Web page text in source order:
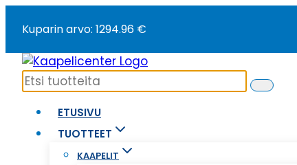
sisältöön
Kuparin arvo: 1294.96 €
ETUSIVU
TUOTTEET
KAAPELIT